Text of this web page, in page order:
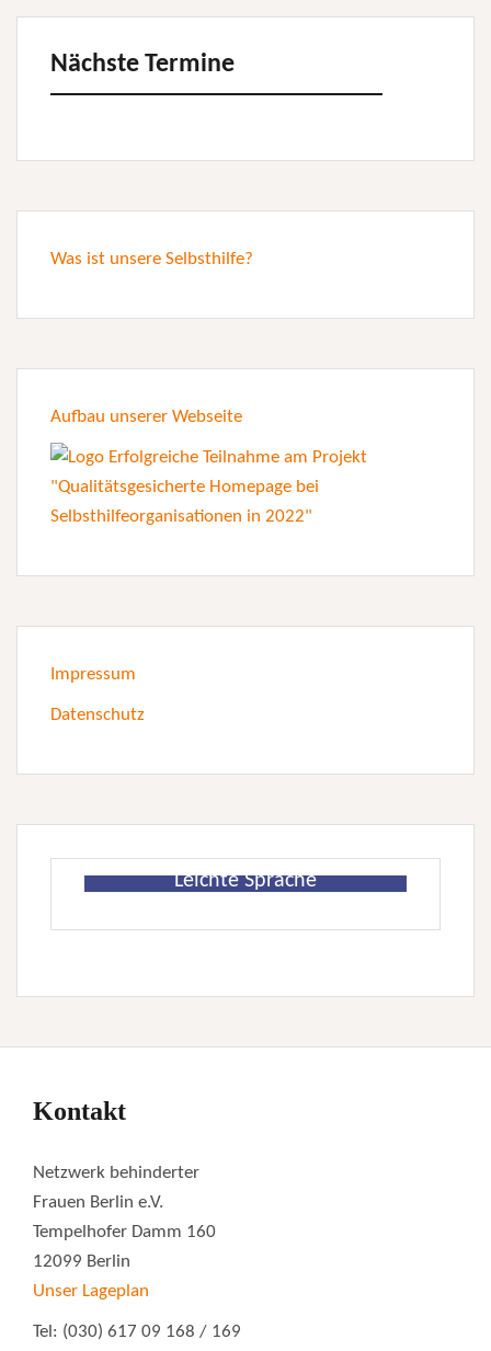
Nächste Termine
Was ist unsere Selbsthilfe?
Aufbau unserer Webseite
Impressum
Datenschutz
Leichte Sprache
Kontakt
Netzwerk behinderter
Frauen Berlin e.V.
Tempelhofer Damm 160
12099 Berlin
Unser Lageplan
Tel: (030) 617 09 168 / 169